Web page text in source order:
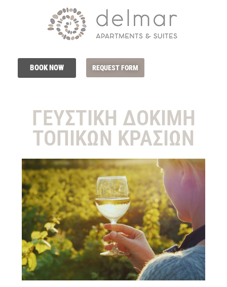
BOOK NOW REQUEST FORM
ΓΕΥΣΤΙΚΗ ΔΟΚΙΜΗ
ΤΟΠΙΚΩΝ ΚΡΑΣΙΩΝ